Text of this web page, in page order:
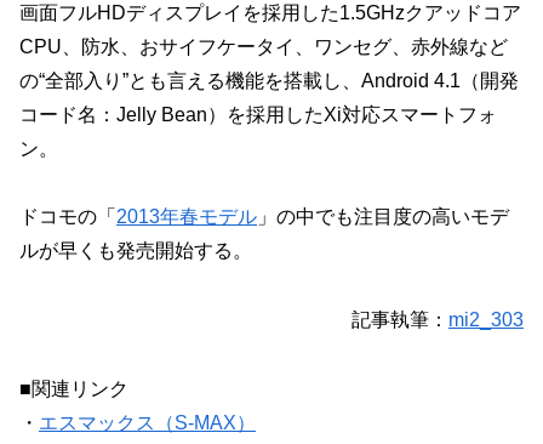
画面フルHDディスプレイを採用した1.5GHzクアッドコア
CPU、防水、おサイフケータイ、ワンセグ、赤外線など
の“全部入り”とも言える機能を搭載し、Android 4.1（開発
コード名：Jelly Bean）を採用したXi対応スマートフォ
ン。
ドコモの「 2013年春モデル 」の中でも注目度の高いモデ
ルが早くも発売開始する。
記事執筆： mi2_303
■関連リンク
・ エスマックス（S-MAX）